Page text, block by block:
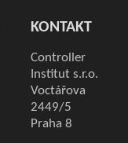
KONTAKT
Controller
Institut s.r.o.
Voctářova
2449/5
Praha 8